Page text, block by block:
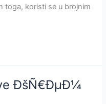
toga, koristi se u brojnim
ÐšÑ€ÐµÐ¼